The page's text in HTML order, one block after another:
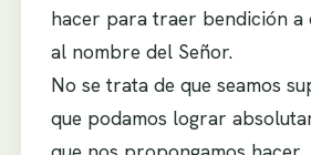
hacer para traer bendición
al nombre del Señor.
No se trata de que seamos
que podamos lograr